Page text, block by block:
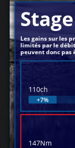
Les gains sur les
limités par le
peuvent donc pas
110ch
+7%
147Nm